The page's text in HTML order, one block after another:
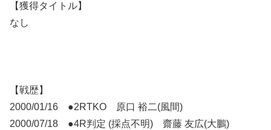
【獲得タイトル】
なし
【戦歴】
2000/01/16 ●2RTKO 原口 裕二(風間)
2000/07/18 ●4R判定 (採点不明) 齋藤 友広(大鵬)